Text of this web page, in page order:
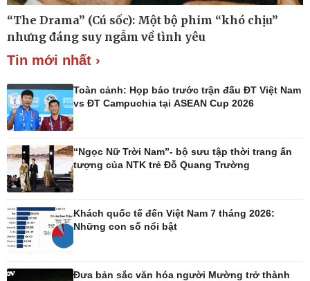
Thế giới
Quan sát
Cuộc sống đó đây
Multimedia
Ảnh
Infographic
Kinh tế
Bất động sản
Khởi nghiệp
Thị trường
Tỷ giá
Chứng khoán
“The Drama” (Cú sốc): Một bộ phim “khó chịu”
nhưng đáng suy ngẫm về tình yêu
Tin mới nhất ›
Toàn cảnh: Họp báo trước trận đấu ĐT Việt Nam
vs ĐT Campuchia tại ASEAN Cup 2026
“Ngọc Nữ Trời Nam”- bộ sưu tập thời trang ấn
tượng của NTK trẻ Đỗ Quang Trường
Khách quốc tế đến Việt Nam 7 tháng 2026:
Những con số nổi bật
Đưa bản sắc văn hóa người Mường trở thành